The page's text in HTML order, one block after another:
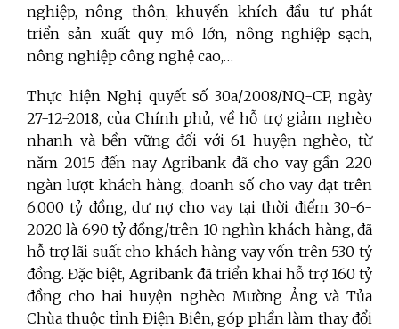
nghiệp, nông thôn, khuyến khích đầu tư phát
triển sản xuất quy mô lớn, nông nghiệp sạch,
nông nghiệp công nghệ cao,…
Thực hiện Nghị quyết số 30a/2008/NQ-CP, ngày
27-12-2018, của Chính phủ, về hỗ trợ giảm nghèo
nhanh và bền vững đối với 61 huyện nghèo, từ
năm 2015 đến nay Agribank đã cho vay gần 220
ngàn lượt khách hàng, doanh số cho vay đạt trên
6.000 tỷ đồng, dư nợ cho vay tại thời điểm 30-6-
2020 là 690 tỷ đồng/trên 10 nghìn khách hàng, đã
hỗ trợ lãi suất cho khách hàng vay vốn trên 530 tỷ
đồng. Đặc biệt, Agribank đã triển khai hỗ trợ 160 tỷ
đồng cho hai huyện nghèo Mường Ảng và Tủa
Chùa thuộc tỉnh Điện Biên, góp phần làm thay đổi